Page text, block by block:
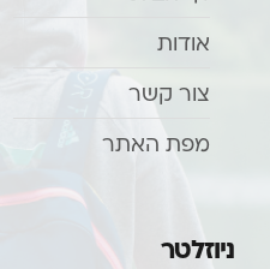
אודות
צור קשר
מפת האתר
ניוזלטר